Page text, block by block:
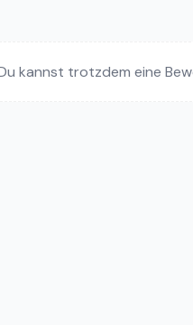
kannst trotzdem eine